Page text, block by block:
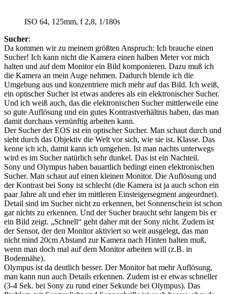
ISO 64, 125mm, f 2,8, 1/180s
Sucher:
Da kommen wir zu meinem größten Anspruch: Ich brauche einen
Sucher! Ich kann nicht die Kamera einen halben Meter vor mich
halten und auf dem Monitor ein Bild komponieren. Dazu muß ich
die Kamera an mein Auge nehmen. Dadurch blende ich die
Umgebung aus und konzentriere mich mehr auf das Bild. Ich weiß,
ein optischer Sucher ist etwas anderes als ein elektronischer Sucher.
Und ich weiß auch, das die elektronischen Sucher mittlerweile eine
so gute Auflösung und ein gutes Kontrastverhältnis haben, das man
damit durchaus vernünftig arbeiten kann.
Der Sucher der EOS ist ein optischer Sucher. Man schaut durch und
sieht durch das Objektiv die Welt vor sich, wie sie ist. Klasse. Das
kenne ich ich, damit kann ich umgehen. Ist man nachts unterwegs
wird es im Sucher natürlich sehr dunkel. Das ist ein Nachteil.
Sony und Olympus haben bauartlich bedingt einen elektronischen
Sucher. Man schaut auf einen kleinen Monitor. Die Auflösung und
der Kontrast bei Sony ist schlecht (die Kamera ist ja auch schon ein
paar Jahre alt und eher im mittleren Einsteigersegment angeordnet).
Detail sind im Sucher nicht zu erkennen, bei Sonnenschein ist schon
gar nichts zu erkennen. Und der Sucher braucht sehr langem bis er
ein Bild zeigt. „Schnell“ geht daher mit der Sony nicht. Zudem ist
der Sensor, der den Monitor aktiviert so weit ausgelegt, das man
nicht mind 20cm Abstand zur Kamera nach Hinten halten muß,
wenn man doch mal auf dem Monitor arbeiten will (z.B. in
Bodennähe).
Olympus ist da deutlich besser. Der Monitor hat mehr Auflösung,
man kann nun auch Details erkennen. Zudem ist er etwas schneller
(3-4 Sek. bei Sony zu rund einer Sekunde bei Olympus). Das